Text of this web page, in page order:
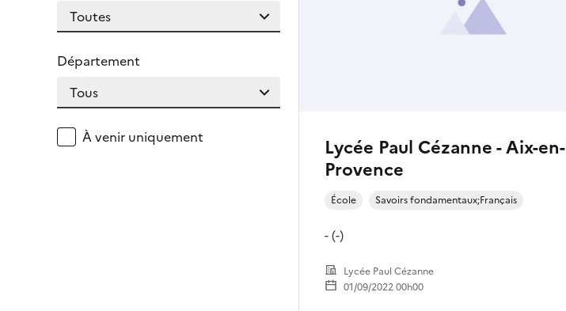
Département
À venir uniquement
Lycée Paul Cézanne - Aix-en-
Provence
École Savoirs fondamentaux;Français
- (-)
Lycée Paul Cézanne
01/09/2022 00h00